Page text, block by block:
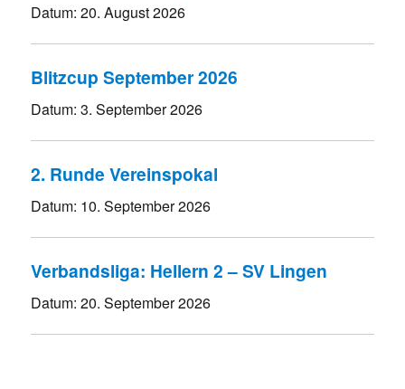
Datum:20. August 2026
Blitzcup September 2026
Datum:3. September 2026
2. Runde Vereinspokal
Datum: 10. September 2026
Verbandsliga: Hellern 2 – SV Lingen
Datum:20. September 2026